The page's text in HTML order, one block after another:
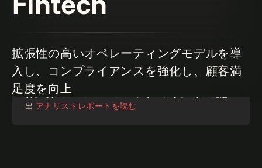
拡張性の高いオペレーティングモデルを導
入し、コンプライアンスを強化し、顧客満
足度を向上
ジェンパクト、カスタマーエクスペリエンスサービスに
おいて、ISG Provider Lens™レポートでリーダーに選
出 アナリストレポートを読む